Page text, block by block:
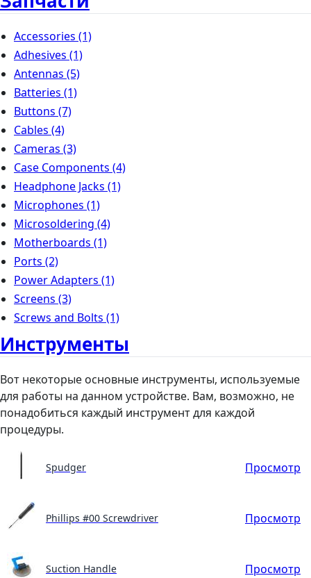
Accessories (1)
Adhesives (1)
Antennas (5)
Batteries (1)
Buttons (7)
Cables (4)
Cameras (3)
Case Components (4)
Headphone Jacks (1)
Microphones (1)
Microsoldering (4)
Motherboards (1)
Ports (2)
Power Adapters (1)
Screens (3)
Screws and Bolts (1)
Инструменты
Вот некоторые основные инструменты, используемые
для работы на данном устройстве. Вам, возможно, не
понадобиться каждый инструмент для каждой
процедуры.
Spudger Просмотр
Phillips #00 Screwdriver Просмотр
Suction Handle Просмотр